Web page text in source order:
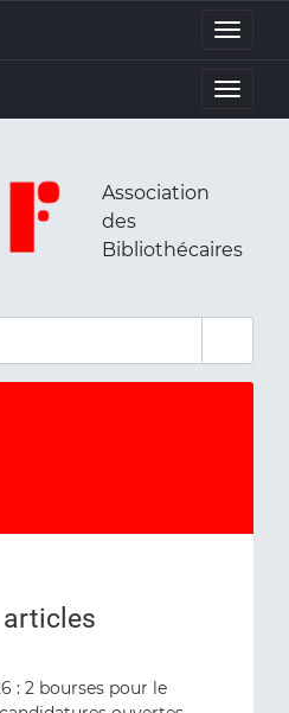
Toggle
Toggle
Association
des
Bibliothécaires
articles
: 2 bourses pour le